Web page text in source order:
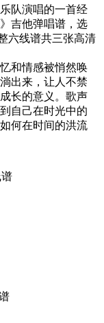
队演唱的一首经
吉他弹唱谱，选
六线谱共三张高清
和情感被悄然唤
出来，让人不禁
长的意义。歌声
自己在时光中的
何在时间的洪流